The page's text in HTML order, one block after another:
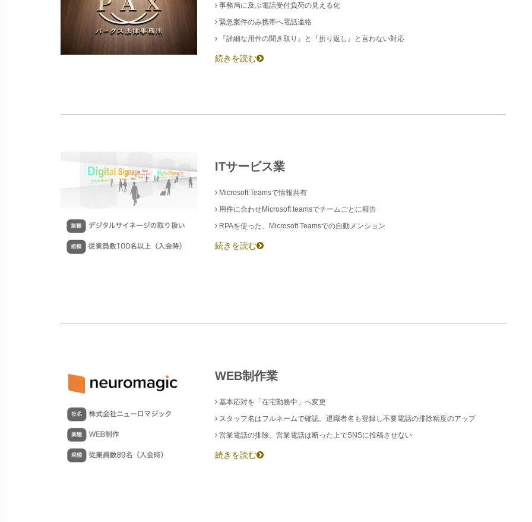
事務局に及ぶ電話受付負荷の見える化
緊急案件のみ携帯へ電話連絡
『詳細な用件の聞き取り』と『折り返し』と言わない対応
続きを読む
ITサービス業
Microsoft Teamsで情報共有
用件に合わせMicrosoft teamsでチームごとに報告
RPAを使った、Microsoft Teamsでの自動メンション
続きを読む
WEB制作業
基本応対を「在宅勤務中」へ変更
スタッフ名はフルネームで確認。退職者名も登録し不要電話の排除精度のアップ
営業電話の排除。営業電話は断った上でSNSに投稿させない
続きを読む